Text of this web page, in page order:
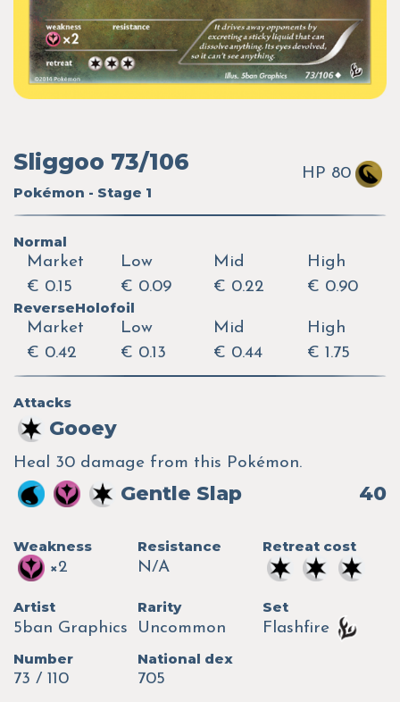
Sliggoo 73/106
Pokémon - Stage 1
HP 80
Normal
Market
€ 0.15
Low
€ 0.09
Mid
€ 0.22
High
€ 0.90
ReverseHolofoil
Market
€ 0.42
Low
€ 0.13
Mid
€ 0.44
High
€ 1.75
Attacks
Gooey
Heal 30 damage from this Pokémon.
Gentle Slap 40
Weakness
×2
Resistance
N/A
Retreat cost
Artist
5ban Graphics
Rarity
Uncommon
Set
Flashfire
Number
73 / 110
National dex
705